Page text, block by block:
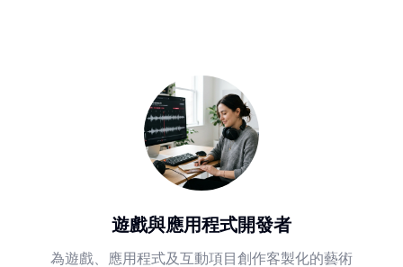
遊戲與應用程式開發者
為遊戲、應用程式及互動項目創作客製化的藝術